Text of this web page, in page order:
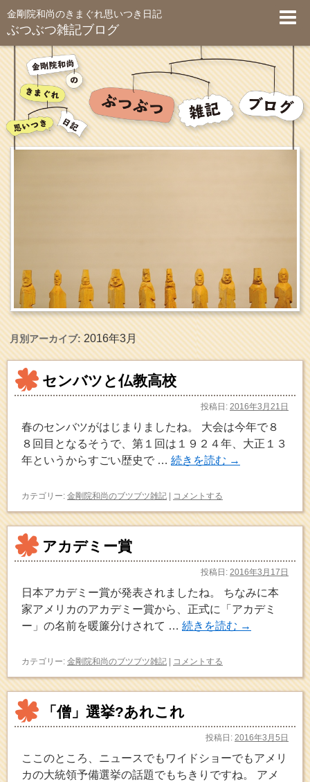
金剛院和尚のきまぐれ思いつき日記
ぶつぶつ雑記ブログ
月別アーカイブ:2016年3月
センバツと仏教高校
投稿日: 2016年3月21日
春のセンバツがはじまりましたね。 大会は今年で８
８回目となるそうで、第１回は１９２４年、大正１３
年というからすごい歴史で … 続きを読む →
カテゴリー: 金剛院和尚のブツブツ雑記 | コメントする
アカデミー賞
投稿日: 2016年3月17日
日本アカデミー賞が発表されましたね。 ちなみに本
家アメリカのアカデミー賞から、正式に「アカデミ
ー」の名前を暖簾分けされて … 続きを読む →
カテゴリー: 金剛院和尚のブツブツ雑記 | コメントする
「僧」選挙?あれこれ
投稿日: 2016年3月5日
ここのところ、ニュースでもワイドショーでもアメリ
カの大統領予備選挙の話題でもちきりですね。 アメ